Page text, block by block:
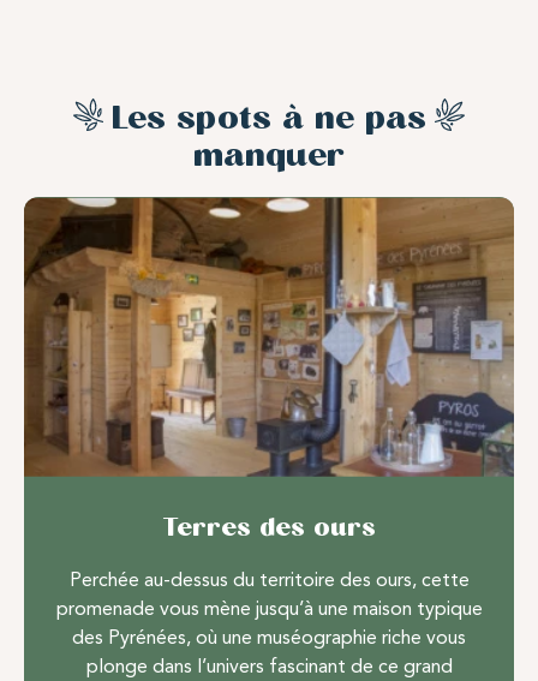
Les spots à ne pas
manquer
Terres des ours
Perchée au-dessus du territoire des ours, cette
promenade vous mène jusqu’à une maison typique
des Pyrénées, où une muséographie riche vous
plonge dans l’univers fascinant de ce grand